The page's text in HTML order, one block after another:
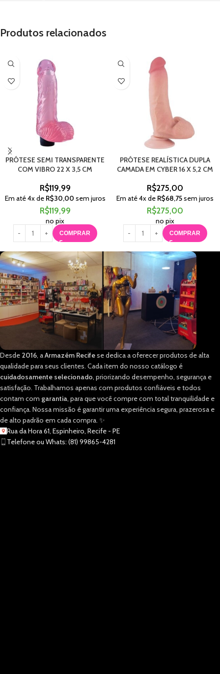
Produtos relacionados
PRÓTESE SEMI TRANSPARENTE
COM VIBRO 22 X 3,5 CM
R$119,99
Em até4x de R$30,00 sem juros
R$119,99
no pix
COMPRAR
PRÓTESE REALÍSTICA DUPLA
CAMADA EM CYBER 16 X 5,2 CM
R$275,00
Em até4x de R$68,75sem juros
R$275,00
no pix
COMPRAR
Desde 2016, aArmazém Recifese dedica a oferecer produtos de alta
qualidade para seus clientes. Cada item do nosso catálogo é
cuidadosamente selecionado, priorizando desempenho, segurança e
satisfação. Trabalhamos apenas com produtos confiáveis e todos
contam com garantia, para que você compre com total tranquilidade e
confiança. Nossa missão é garantir uma experiência segura, prazerosa e
de alto padrão em cada compra. ✨
Rua da Hora 61, Espinheiro, Recife - PE
Telefone ou Whats: (81) 99865-4281